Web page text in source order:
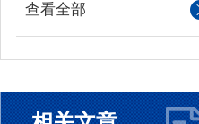
查看全部